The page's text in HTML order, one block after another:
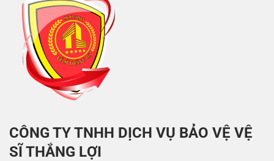
CÔNG TY TNHH DỊCH VỤ BẢO VỆ VỆ
SĨ THẮNG LỢI